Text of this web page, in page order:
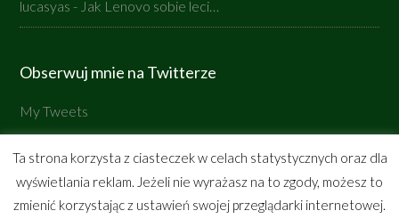
lucasyas - Jak Lenovo sobie leci…
Obserwuj mnie na Twitterze
My Tweets
Copyright © 2026 ·ljasinskipl-genesisonGenesis
Framework·WordPress·Zaloguj się
Ta strona korzysta z ciasteczek w celach statystycznych oraz dla
wyświetlania reklam. Jeżeli nie wyrażasz na to zgody, możesz to
zmienić korzystając z ustawień swojej przeglądarki internetowej.